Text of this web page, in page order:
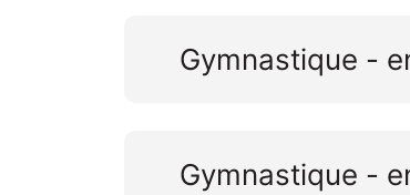
Gymnastique -
Gymnastique -